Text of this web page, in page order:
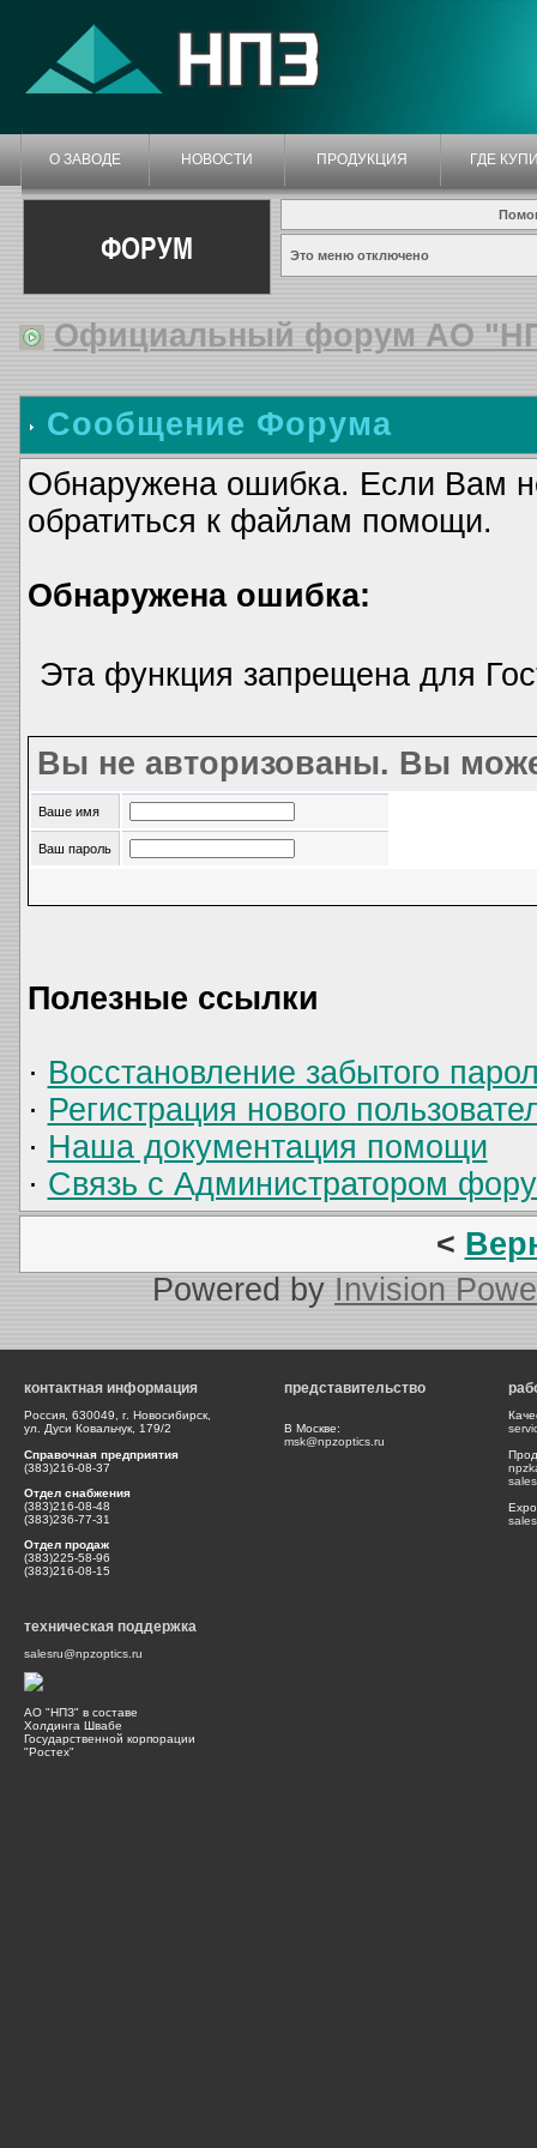
О ЗАВОДЕ НОВОСТИ ПРОДУКЦИЯ ГДЕ
ФОРУМ Это меню отключено
Официальный форум АО
Сообщение Форума
Обнаружена ошибка. Если Вам
обратиться к файлам помощи.
Обнаружена ошибка:
Эта функция запрещена для
Вы не авторизованы. Вы
Ваше имя
Ваш пароль
Полезные ссылки
· Восстановление забытого
· Регистрация нового
· Наша документация помощи
· Связь с Администратором
<
Powered by Invision
контактная информация
Россия, 630049, г. Новосибирск,
ул. Дуси Ковальчук, 179/2
Справочная предприятия
(383)216-08-37
Отдел снабжения
(383)216-08-48
(383)236-77-31
Отдел продаж
(383)225-58-96
(383)216-08-15
представительство
В Москве:
msk@npzoptics.ru
техническая поддержка
salesru@npzoptics.ru
АО "НПЗ" в составе
Холдинга Швабе
Государственной корпорации
"Ростех"